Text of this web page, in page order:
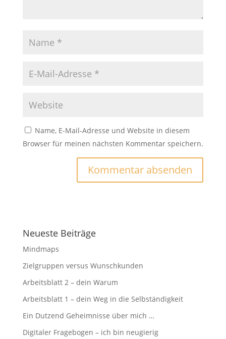
Name, E-Mail-Adresse und Website in diesem
Browser für meinen nächsten Kommentar speichern.
Neueste Beiträge
Mindmaps
Zielgruppen versus Wunschkunden
Arbeitsblatt 2 – dein Warum
Arbeitsblatt 1 – dein Weg in die Selbständigkeit
Ein Dutzend Geheimnisse über mich …
Digitaler Fragebogen – ich bin neugierig